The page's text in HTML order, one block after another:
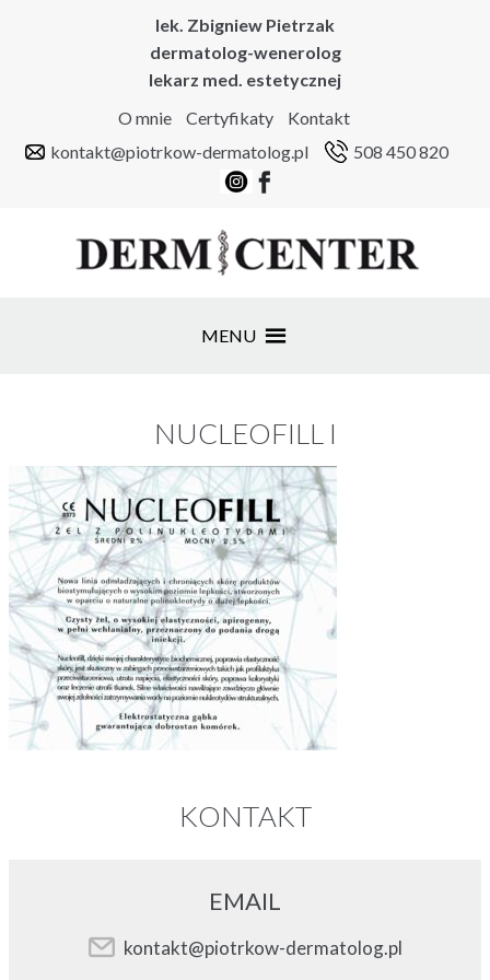
lek. Zbigniew Pietrzak
dermatolog-wenerolog
lekarz med. estetycznej
O mnie
Certyfikaty
Kontakt
kontakt@piotrkow-dermatolog.pl
508 450 820
MENU
NUCLEOFILL I
KONTAKT
EMAIL
kontakt@piotrkow-dermatolog.pl